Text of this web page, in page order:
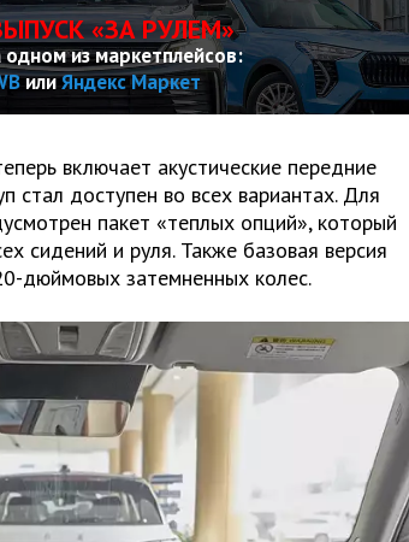
«ЗА РУЛЕМ»
из маркетплейсов:
илиЯндекс Маркет
включает акустические передние
стал доступен во всех вариантах. Для
пакет «теплых опций», который
сидений и руля. Также базовая версия
дюймовых затемненных колес.